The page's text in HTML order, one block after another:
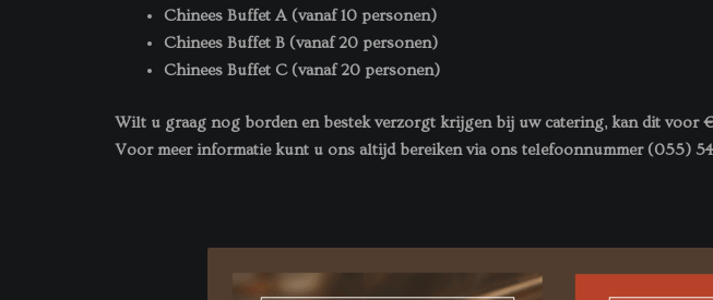
Chinees Buffet A (vanaf 10 personen)
Chinees Buffet B (vanaf 20 personen)
Chinees Buffet C (vanaf 20 personen)
Wilt u graag nog borden en bestek verzorgt krijgen bij uw catering, kan dit voor
Voor meer informatie kunt u ons altijd bereiken via ons telefoonnummer (055)